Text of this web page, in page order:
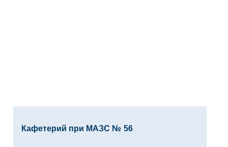
Кафетерий при МАЗС № 56